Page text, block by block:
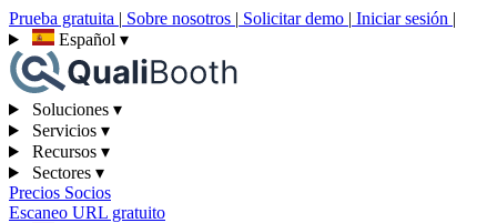
Prueba gratuita | Sobre nosotros | Solicitar demo | Iniciar sesión |
Español ▾
Soluciones ▾
Servicios ▾
Recursos ▾
Sectores ▾
Precios Socios
Escaneo URL gratuito